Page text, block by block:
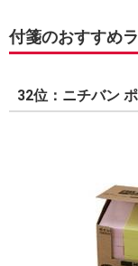
付箋のおすすめ
32位：ニチバン